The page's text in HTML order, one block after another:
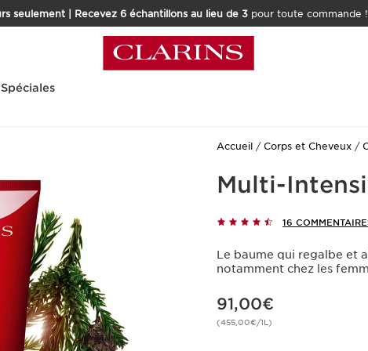
seulement | Recevez 6 échantillons au lieu de 3pour toute commande !
Accueil Corps et Cheveux
Multi-
16
Le baume qui regalbe et
notamment chez les
Nouveau prix 91,00€
91,00€
(455,00€/1L)